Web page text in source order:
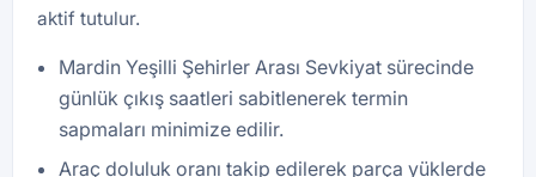
aktif tutulur.
Mardin Yeşilli Şehirler Arası Sevkiyat sürecinde
günlük çıkış saatleri sabitlenerek termin
sapmaları minimize edilir.
Araç doluluk oranı takip edilerek parça yüklerde